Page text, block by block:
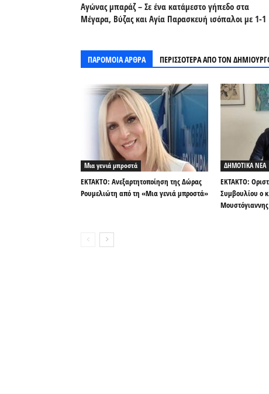
Αγώνας μπαράζ – Σε ένα κατάμεστο γήπεδο στα
Μέγαρα, Βύζας και Αγία Παρασκευή ισόπαλοι με 1-1
ΠΑΡΟΜΟΙΑ ΑΡΘΡΑ ΠΕΡΙΣΣΟΤΕΡΑ ΑΠΟ ΤΟΝ
Μια γενιά μπροστά
ΕΚΤΑΚΤΟ: Ανεξαρτητοποίηση της Δώρας
Ρουμελιώτη από τη «Μια γενιά μπροστά»
ΔΗΜΟΤΙΚΑ ΝΕΑ
ΕΚΤΑΚΤΟ:
Συμβουλίου ο
Μουστόγιαννης